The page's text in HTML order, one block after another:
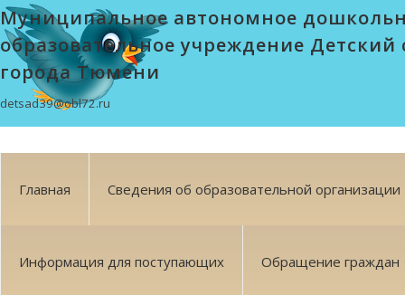
Муниципальное автономное
образовательное учреждение Детский
города Тюмени
detsad39@obl72.ru
Главная Сведения об образовательной организации
Информация для поступающих Обращение граждан